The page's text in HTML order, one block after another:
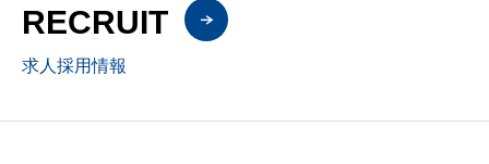
RECRUIT
求人採用情報